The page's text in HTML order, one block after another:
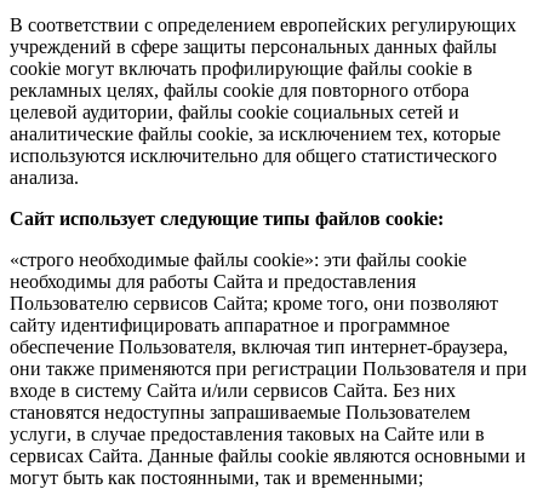
В соответствии с определением европейских регулирующих
учреждений в сфере защиты персональных данных файлы
cookie могут включать профилирующие файлы cookie в
рекламных целях, файлы cookie для повторного отбора
целевой аудитории, файлы cookie социальных сетей и
аналитические файлы cookie, за исключением тех, которые
используются исключительно для общего статистического
анализа.
Сайт использует следующие типы файлов cookie:
«строго необходимые файлы cookie»: эти файлы cookie
необходимы для работы Сайта и предоставления
Пользователю сервисов Сайта; кроме того, они позволяют
сайту идентифицировать аппаратное и программное
обеспечение Пользователя, включая тип интернет-браузера,
они также применяются при регистрации Пользователя и при
входе в систему Сайта и/или сервисов Сайта. Без них
становятся недоступны запрашиваемые Пользователем
услуги, в случае предоставления таковых на Сайте или в
сервисах Сайта. Данные файлы cookie являются основными и
могут быть как постоянными, так и временными;